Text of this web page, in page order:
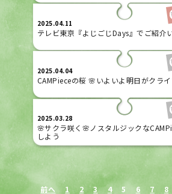
2025.04.11
テレビ東京『よじごじDays』でご紹介
2025.04.04
CAMPieceの桜 🌸いよいよ明日がクライ
2025.03.28
🌸サクラ咲く🌸ノスタルジックな
しよう
前へ 1 2 3 4 5 6 7 8